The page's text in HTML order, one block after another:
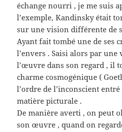
échange nourri , je me suis
l’exemple, Kandinsky était
sur une vision différente de
Ayant fait tombé une de ses
l’envers . Saisi alors par
l’œuvre dans son regard , il
charme cosmogénique (
l’ordre de l’inconscient
matière picturale .
De manière averti , on peut
son œuvre , quand on